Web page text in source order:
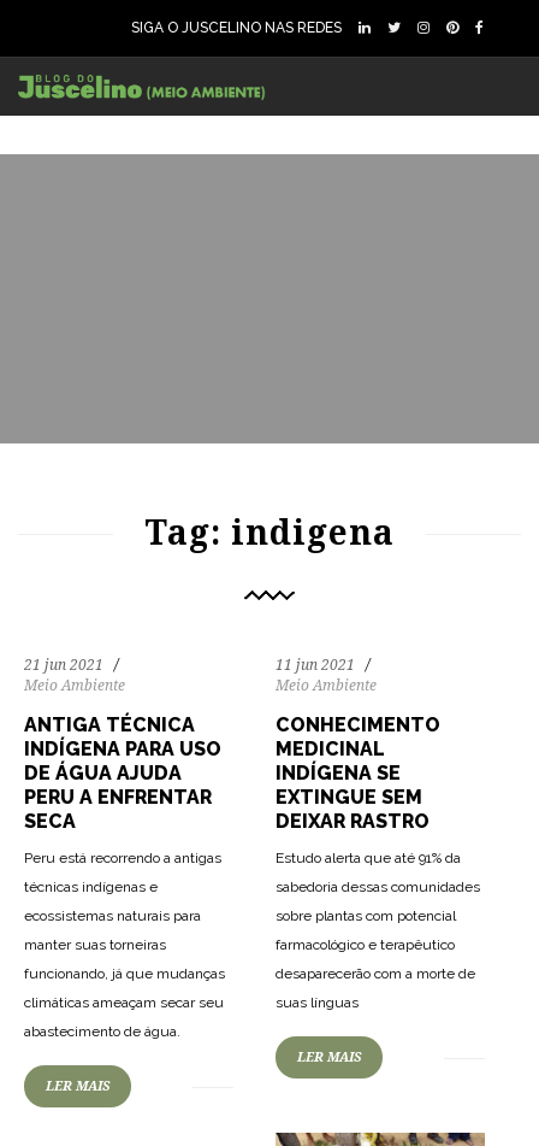
SIGA O JUSCELINO NAS REDES
Tag: indigena
21 jun 2021
Meio Ambiente
ANTIGA TÉCNICA
INDÍGENA PARA USO
DE ÁGUA AJUDA
PERU A ENFRENTAR
SECA
Peru está recorrendo a antigas
técnicas indígenas e
ecossistemas naturais para
manter suas torneiras
funcionando, já que mudanças
climáticas ameaçam secar seu
abastecimento de água.
LER MAIS
11 jun 2021
Meio Ambiente
CONHECIMENTO
MEDICINAL
INDÍGENA SE
EXTINGUE SEM
DEIXAR RASTRO
Estudo alerta que até 91% da
sabedoria dessas comunidades
sobre plantas com potencial
farmacológico e terapêutico
desaparecerão com a morte de
suas línguas
LER MAIS